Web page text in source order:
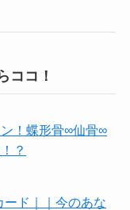
ココ！
！蝶形骨∞仙骨∞
？
ード｜｜今のあな